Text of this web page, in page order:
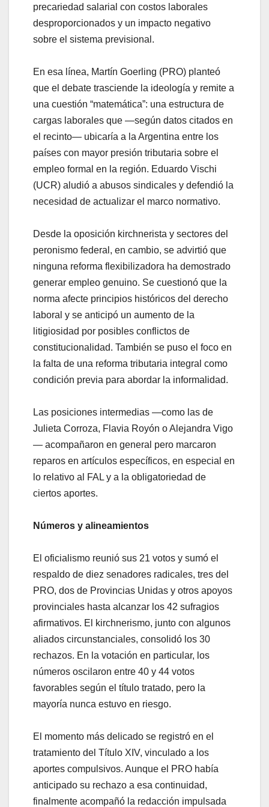
precariedad salarial con costos laborales
desproporcionados y un impacto negativo
sobre el sistema previsional.
En esa línea, Martín Goerling (PRO) planteó
que el debate trasciende la ideología y remite a
una cuestión “matemática”: una estructura de
cargas laborales que —según datos citados en
el recinto— ubicaría a la Argentina entre los
países con mayor presión tributaria sobre el
empleo formal en la región. Eduardo Vischi
(UCR) aludió a abusos sindicales y defendió la
necesidad de actualizar el marco normativo.
Desde la oposición kirchnerista y sectores del
peronismo federal, en cambio, se advirtió que
ninguna reforma flexibilizadora ha demostrado
generar empleo genuino. Se cuestionó que la
norma afecte principios históricos del derecho
laboral y se anticipó un aumento de la
litigiosidad por posibles conflictos de
constitucionalidad. También se puso el foco en
la falta de una reforma tributaria integral como
condición previa para abordar la informalidad.
Las posiciones intermedias —como las de
Julieta Corroza, Flavia Royón o Alejandra Vigo
— acompañaron en general pero marcaron
reparos en artículos específicos, en especial en
lo relativo al FAL y a la obligatoriedad de
ciertos aportes.
Números y alineamientos
El oficialismo reunió sus 21 votos y sumó el
respaldo de diez senadores radicales, tres del
PRO, dos de Provincias Unidas y otros apoyos
provinciales hasta alcanzar los 42 sufragios
afirmativos. El kirchnerismo, junto con algunos
aliados circunstanciales, consolidó los 30
rechazos. En la votación en particular, los
números oscilaron entre 40 y 44 votos
favorables según el título tratado, pero la
mayoría nunca estuvo en riesgo.
El momento más delicado se registró en el
tratamiento del Título XIV, vinculado a los
aportes compulsivos. Aunque el PRO había
anticipado su rechazo a esa continuidad,
finalmente acompañó la redacción impulsada